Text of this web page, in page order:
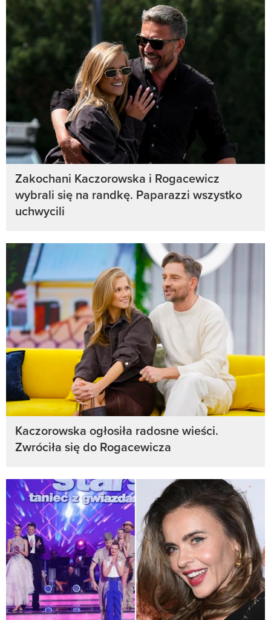
Zakochani Kaczorowska i Rogacewicz
wybrali się na randkę. Paparazzi wszystko
uchwycili
Kaczorowska ogłosiła radosne wieści.
Zwróciła się do Rogacewicza